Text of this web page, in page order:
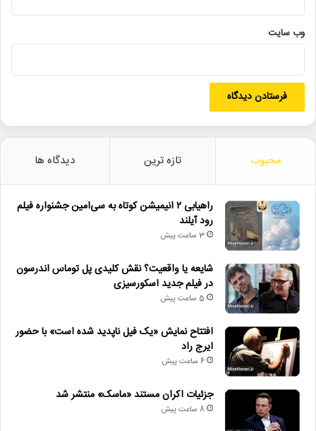
پردیس_تئاتر_شهرزاد
پرفورمنس_هنری
تئاتر_پاییزی
جواد_سحر
داستانهای_اجتماعی
عمارت_نوفللوشاتو
نمایش_جوف
نمایش_حِرمان
هنرهای_نمایشی
وب‌ سایت
محبوب تازه ترین دیدگاه ها
راهیابی ۲ انیمیشن کوتاه به سی‌امین جشنواره فیلم
رود آیلند
3 ساعت پیش
شایعه یا واقعیت؟ نقش کلیدی پل توماس اندرسون
در فیلم جدید اسکورسیزی
5 ساعت پیش
افتتاح نمایش «یک فیل ناپدید شده است» با حضور
ایرج راد
6 ساعت پیش
جزئیات اکران مستند «ماسک» منتشر شد
8 ساعت پیش